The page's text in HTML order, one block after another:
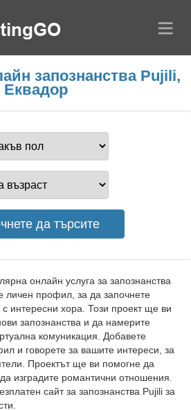
запознанства Pujili,
Еквадор
онлайн услуга за запознанства
личен профил, за да започнете
интересни хора. Този проект ще ви
запознанства и да намерите
комуникация. Добавете
и говорете за вашите интереси, за
Проектът ще ви помогне да
изградите романтични отношения.
сайт за запознанства Pujili за